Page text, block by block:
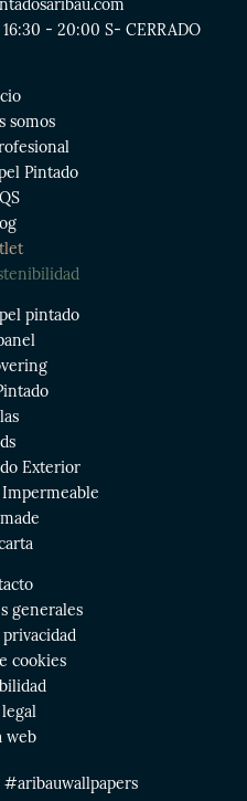
- 20:00 S- CERRADO
somos
Pintado
pintado
Exterior
generales
cookies
web